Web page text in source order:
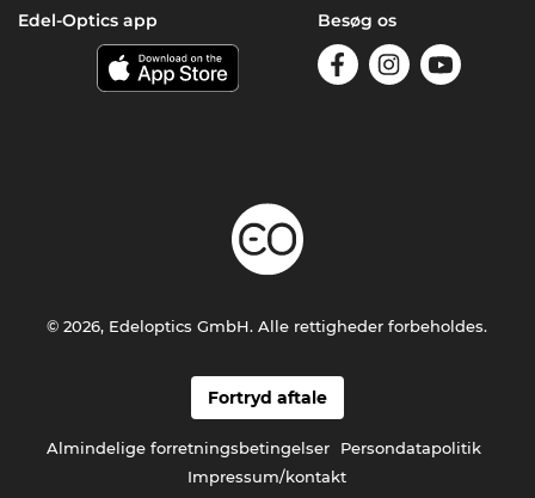
Edel-Optics app Besøg os
Fortryd aftale
Almindelige forretningsbetingelser
Persondatapolitik
Impressum/kontakt
© 2026, Edeloptics GmbH. Alle rettigheder forbeholdes.